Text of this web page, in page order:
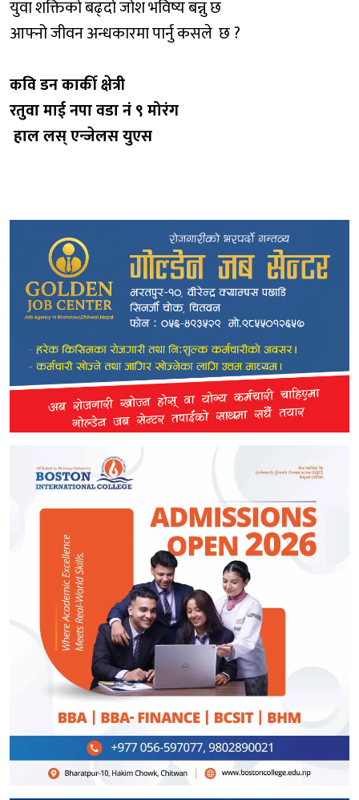
युवा शक्तिको बढ्दो जोश भविष्य बन्नु छ
आफ्नो जीवन अन्धकारमा पार्नु कसले छ ?
कवि डन कार्की क्षेत्री
रतुवा माई नपा वडा नं ९ मोरंग
हाल लस् एन्जेलस युएस